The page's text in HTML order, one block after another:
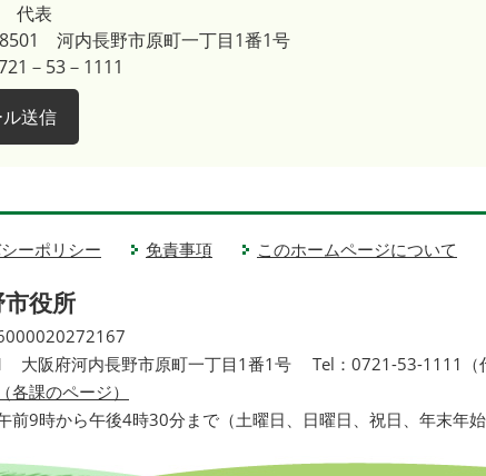
代表
河内長野市原町一丁目1番1号
－53－1111
ル送信
ーポリシー 免責事項 このホームページについて
役所
大阪府河内長野市原町一丁目1番1号
Tel：0721-53-1111（
各課のページ）
前9時から午後4時30分まで（土曜日、日曜日、祝日、年末年始